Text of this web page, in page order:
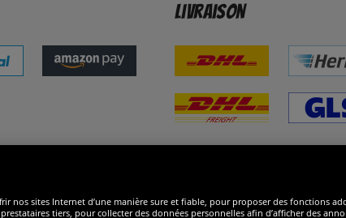
Livraison
nos sites Internet d’une manière sure et fiable, pour proposer des fonctions
tiers, pour collecter des données personnelles afin d’afficher des